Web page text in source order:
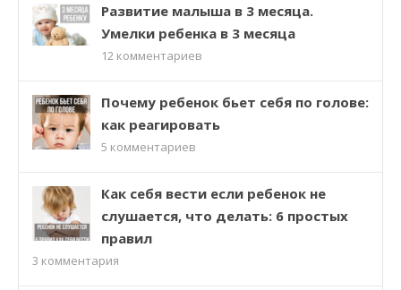
Развитие малыша в 3 месяца.
Умелки ребенка в 3 месяца
12 комментариев
Почему ребенок бьет себя по голове:
как реагировать
5 комментариев
Как себя вести если ребенок не
слушается, что делать: 6 простых
правил
3 комментария